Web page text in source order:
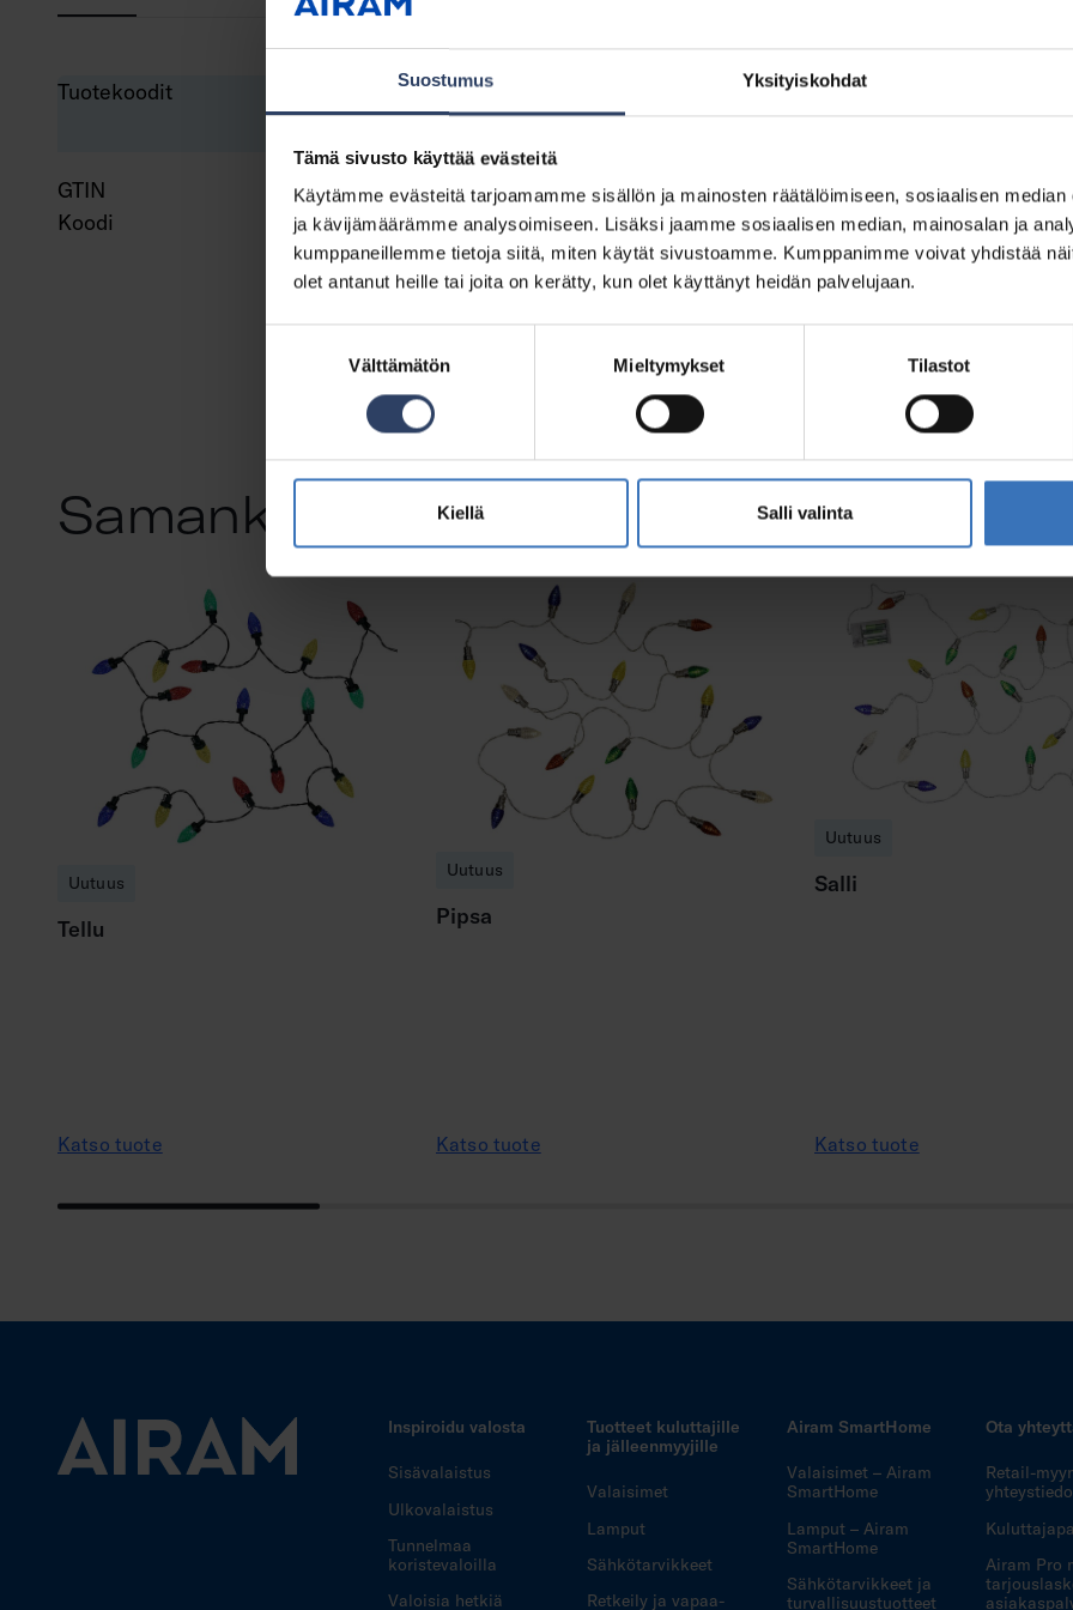
Suostumus Yksityiskohdat
Tämä sivusto käyttää evästeitä
Käytämme evästeitä tarjoamamme sisällön ja mainosten räätälöimiseen, sosiaalisen
ja kävijämäärämme analysoimiseen. Lisäksi jaamme sosiaalisen median, mainosalan ja
kumppaneillemme tietoja siitä, miten käytät sivustoamme. Kumppanimme voivat yhdistää
olet antanut heille tai joita on kerätty, kun olet käyttänyt heidän palvelujaan.
Välttämätön Mieltymykset Tilastot
Kiellä Salli valinta
Tuotekoodit
GTIN
6435200321459
Koodi
9479071
Samankaltaiset tuotteet
Uutuus
Tellu
Katso tuote
Uutuus
Pipsa
Katso tuote
Uutuus
Salli
Katso tuote
Inspiroidu valosta
Sisävalaistus
Ulkovalaistus
Tunnelmaa
koristevaloilla
Valoisia hetkiä
Tuotteet kuluttajille
ja jälleenmyyjille
Valaisimet
Lamput
Sähkötarvikkeet
Retkeily ja vapaa-
Airam SmartHome
Valaisimet – Airam
SmartHome
Lamput – Airam
SmartHome
Sähkötarvikkeet ja
turvallisuustuotteet
Ota
Retail-
Airam Pro